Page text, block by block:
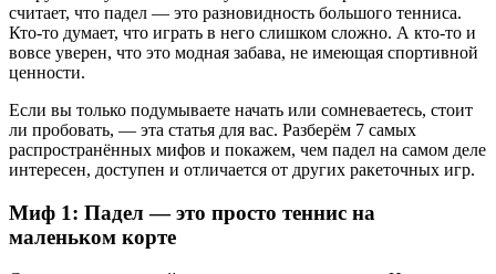
считает, что падел — это разновидность большого тенниса.
Кто-то думает, что играть в него слишком сложно. А кто-то и
вовсе уверен, что это модная забава, не имеющая спортивной
ценности.
Если вы только подумываете начать или сомневаетесь, стоит
ли пробовать, — эта статья для вас. Разберём 7 самых
распространённых мифов и покажем, чем падел на самом деле
интересен, доступен и отличается от других ракеточных игр.
Миф 1: Падел — это просто теннис на
маленьком корте